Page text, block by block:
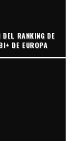
RANKING DE
DE EUROPA